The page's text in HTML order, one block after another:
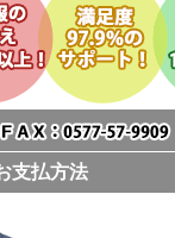
支払方法